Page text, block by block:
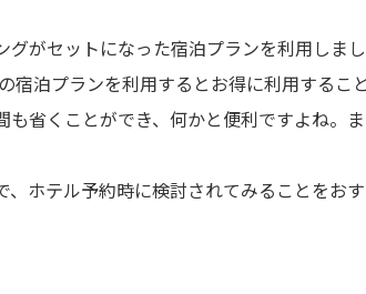
がセットになった宿泊プランを利用しまし
泊プランを利用するとお得に利用すること
省くことができ、何かと便利ですよね。
ホテル予約時に検討されてみることをおす